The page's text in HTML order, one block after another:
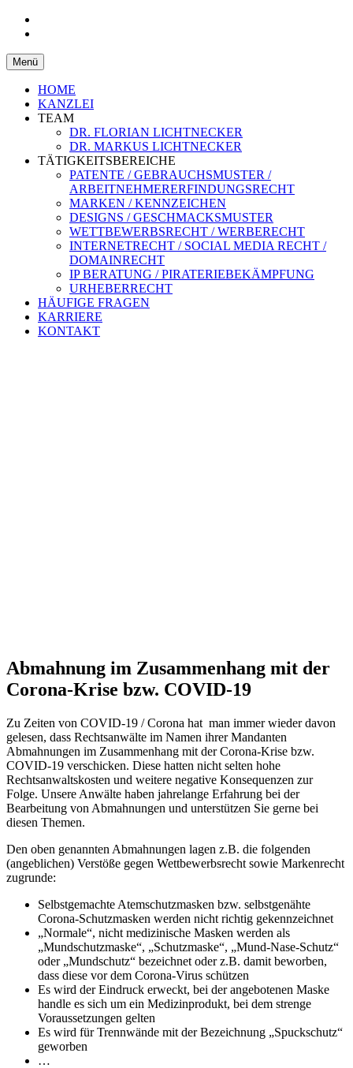
LICHTNECKER &
LICHTNECKER
Patentanwaltskanzlei und
Rechtsanwaltskanzlei Eggenfelden,
Niederbayern
Menü Zum
Inhalt
springen
HOME
KANZLEI
TEAM
DR. FLORIAN LICHTNECKER
DR. MARKUS LICHTNECKER
TÄTIGKEITSBEREICHE
PATENTE / GEBRAUCHSMUSTER /
ARBEITNEHMERERFINDUNGSRECHT
MARKEN / KENNZEICHEN
DESIGNS / GESCHMACKSMUSTER
WETTBEWERBSRECHT / WERBERECHT
INTERNETRECHT / SOCIAL MEDIA RECHT /
DOMAINRECHT
IP BERATUNG / PIRATERIEBEKÄMPFUNG
URHEBERRECHT
HÄUFIGE FRAGEN
KARRIERE
KONTAKT
Abmahnung im Zusammenhang mit der
Corona-Krise bzw. COVID-19
Zu Zeiten von COVID-19 / Corona hat man immer wieder davon
gelesen, dass Rechtsanwälte im Namen ihrer Mandanten
Abmahnungen im Zusammenhang mit der Corona-Krise bzw.
COVID-19 verschicken. Diese hatten nicht selten hohe
Rechtsanwaltskosten und weitere negative Konsequenzen zur
Folge. Unsere Anwälte haben jahrelange Erfahrung bei der
Bearbeitung von Abmahnungen und unterstützen Sie gerne bei
diesen Themen.
Den oben genannten Abmahnungen lagen z.B. die folgenden
(angeblichen) Verstöße gegen Wettbewerbsrecht sowie Markenrecht
zugrunde:
Selbstgemachte Atemschutzmasken bzw. selbstgenähte
Corona-Schutzmasken werden nicht richtig gekennzeichnet
„Normale“, nicht medizinische Masken werden als
„Mundschutzmaske“, „Schutzmaske“, „Mund-Nase-Schutz“
oder „Mundschutz“ bezeichnet oder z.B. damit beworben,
dass diese vor dem Corona-Virus schützen
Es wird der Eindruck erweckt, bei der angebotenen Maske
handle es sich um ein Medizinprodukt, bei dem strenge
Voraussetzungen gelten
Es wird für Trennwände mit der Bezeichnung „Spuckschutz“
geworben
…